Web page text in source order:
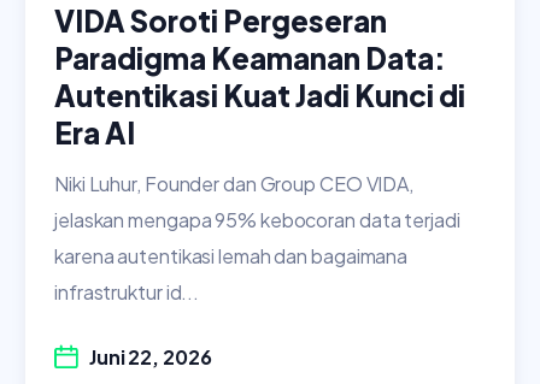
VIDA Soroti Pergeseran
Paradigma Keamanan Data:
Autentikasi Kuat Jadi Kunci di
Era AI
Niki Luhur, Founder dan Group CEO VIDA,
jelaskan mengapa 95% kebocoran data terjadi
karena autentikasi lemah dan bagaimana
infrastruktur id...
Juni 22, 2026